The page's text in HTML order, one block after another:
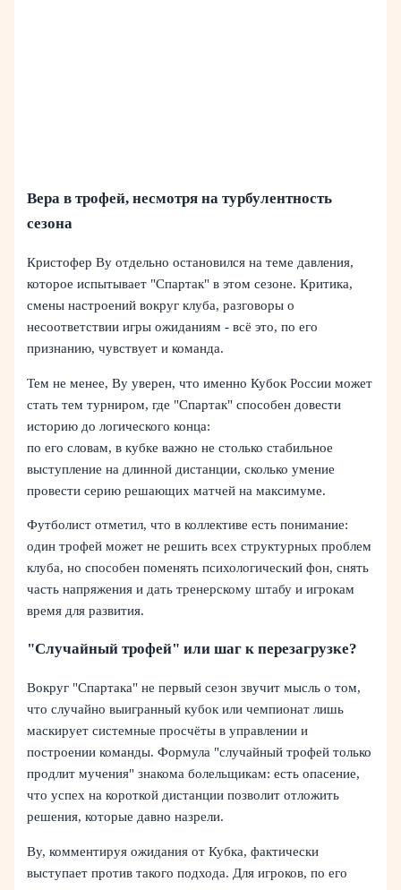
Вера в трофей, несмотря на турбулентность
сезона
Кристофер Ву отдельно остановился на теме давления,
которое испытывает "Спартак" в этом сезоне. Критика,
смены настроений вокруг клуба, разговоры о
несоответствии игры ожиданиям - всё это, по его
признанию, чувствует и команда.
Тем не менее, Ву уверен, что именно Кубок России может
стать тем турниром, где "Спартак" способен довести
историю до логического конца:
по его словам, в кубке важно не столько стабильное
выступление на длинной дистанции, сколько умение
провести серию решающих матчей на максимуме.
Футболист отметил, что в коллективе есть понимание:
один трофей может не решить всех структурных проблем
клуба, но способен поменять психологический фон, снять
часть напряжения и дать тренерскому штабу и игрокам
время для развития.
"Случайный трофей" или шаг к перезагрузке?
Вокруг "Спартака" не первый сезон звучит мысль о том,
что случайно выигранный кубок или чемпионат лишь
маскирует системные просчёты в управлении и
построении команды. Формула "случайный трофей только
продлит мучения" знакома болельщикам: есть опасение,
что успех на короткой дистанции позволит отложить
решения, которые давно назрели.
Ву, комментируя ожидания от Кубка, фактически
выступает против такого подхода. Для игроков, по его